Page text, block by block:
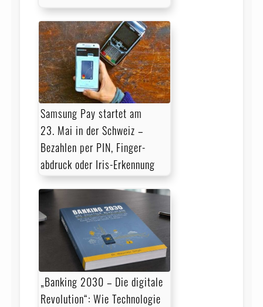
Samsung Pay startet am
23. Mai in der Schweiz –
Bezahlen per PIN, Finger­
abdruck oder Iris-Erkennung
„Banking 2030 – Die digitale
Revolution“: Wie Technologie